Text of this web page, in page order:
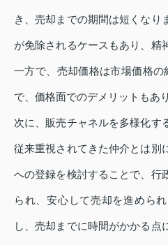
き、売却までの期間は短くなり
が免除されるケースもあり、精
一方で、売却価格は市場価格
で、価格面でのデメリットもあ
次に、販売チャネルを多様化す
従来重視されてきた仲介とは別
への登録を検討することで、行
られ、安心して売却を進めら
し、売却までに時間がかかる点